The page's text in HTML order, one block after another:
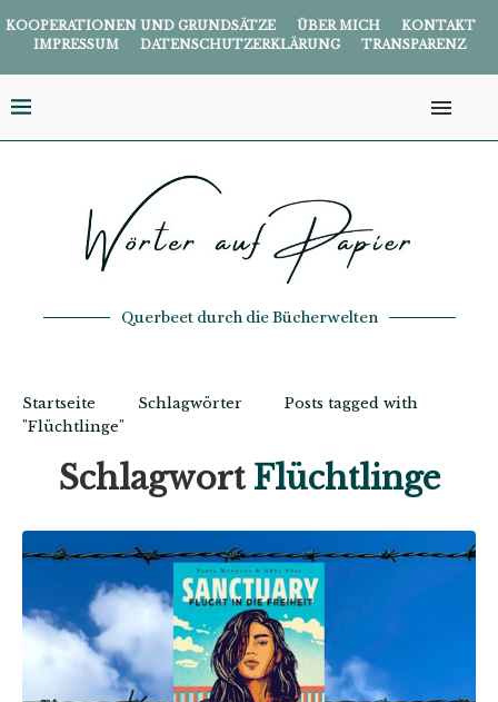
KOOPERATIONEN UND GRUNDSÄTZE ÜBER MICH
KONTAKT
IMPRESSUM
DATENSCHUTZERKLÄRUNG TRANSPARENZ
Querbeet durch die Bücherwelten
Startseite Schlagwörter
Posts tagged with
"Flüchtlinge"
Schlagwort Flüchtlinge